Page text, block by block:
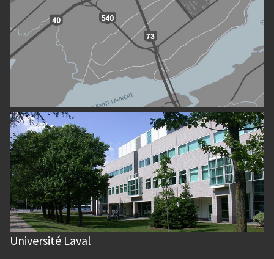
Université Laval